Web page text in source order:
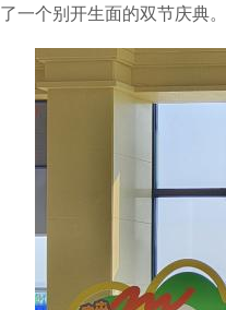
了一个别开生面的双节庆典。